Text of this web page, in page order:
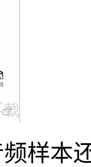
样本